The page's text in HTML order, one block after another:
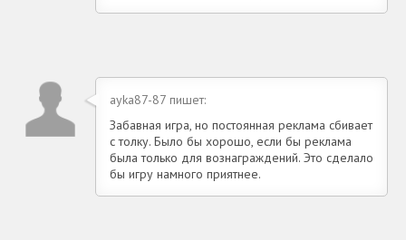
ayka87-87 пишет:
Забавная игра, но постоянная реклама сбивает
с толку. Было бы хорошо, если бы реклама
была только для вознаграждений. Это сделало
бы игру намного приятнее.